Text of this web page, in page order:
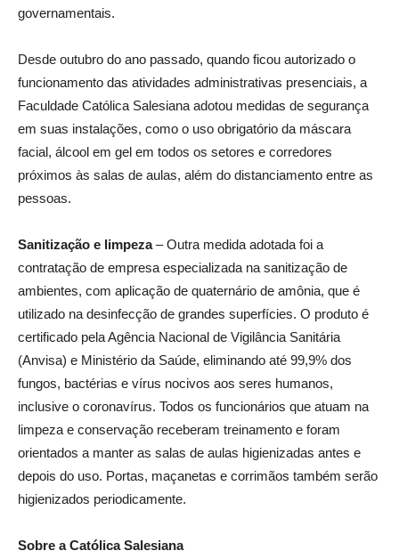
governamentais.
Desde outubro do ano passado, quando ficou autorizado o
funcionamento das atividades administrativas presenciais, a
Faculdade Católica Salesiana adotou medidas de segurança
em suas instalações, como o uso obrigatório da máscara
facial, álcool em gel em todos os setores e corredores
próximos às salas de aulas, além do distanciamento entre as
pessoas.
Sanitização e limpeza– Outra medida adotada foi a
contratação de empresa especializada na sanitização de
ambientes, com aplicação de quaternário de amônia, que é
utilizado na desinfecção de grandes superfícies. O produto é
certificado pela Agência Nacional de Vigilância Sanitária
(Anvisa) e Ministério da Saúde, eliminando até 99,9% dos
fungos, bactérias e vírus nocivos aos seres humanos,
inclusive o coronavírus. Todos os funcionários que atuam na
limpeza e conservação receberam treinamento e foram
orientados a manter as salas de aulas higienizadas antes e
depois do uso. Portas, maçanetas e corrimãos também serão
higienizados periodicamente.
Sobre a Católica Salesiana